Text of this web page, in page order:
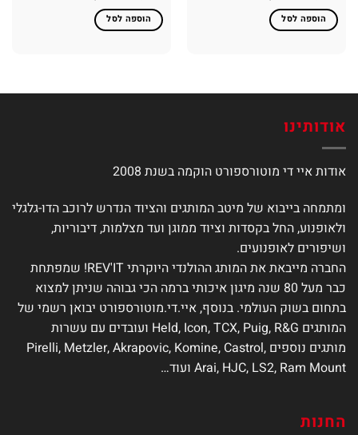
המקורי
היה:
₪1,380.הוספה לסל
המקורי
היה:
₪1,572.הוספה לסל
אודותינו
אודות איי די מוטורספורט הוקמה בשנת 2008
ומתמחה בייבוא של מיטב המותגים והציוד הנדרש לרוכב הדו-גלגלי
ולאופנוע, החל בקסדות וציוד ממוגן ועד מצלמות, דיבוריות,
ושיפורים לאופנועים.
החברה מייבאת את המותג ההולנדי היוקרתי REV'IT! שמפתחת
כבר מעל 80 שנה מיגון איכותי ברמה הכי גבוהה שניתן למצוא
בתחום בשוק העולמי. בנוסף, איי.די.מוטורספורט יבואן רשמי של
המותגים Held, Icon, TCX, Puig, R&G ועובדים עם עשרות
מותגים נוספים Pirelli, Metzler, Akrapovic, Komine, Castrol,
Arai, HJC, LS2, Ram Mount ועוד…
החנות